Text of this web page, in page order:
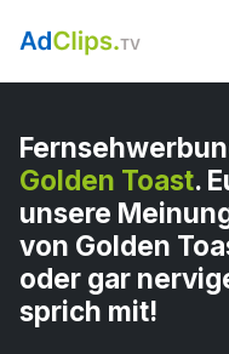
Golden Toast.
unsere
von Golden
oder gar
sprich mit!